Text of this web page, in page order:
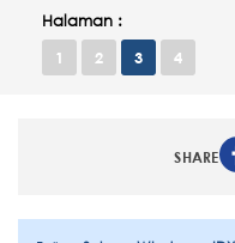
Halaman :
1 2 3 4
SHARE